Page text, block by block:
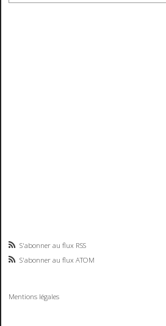
S'abonner au flux RSS
S'abonner au flux ATOM
Mentions légales